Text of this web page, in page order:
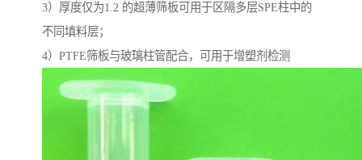
3）厚度仅为1.2 的超薄筛板可用于区隔多层SPE柱中的
不同填料层；
4）PTFE筛板与玻璃柱管配合，可用于增塑剂检测